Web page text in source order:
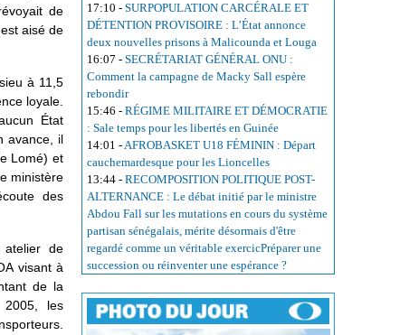
de
aisé de
à 11,5
loyale.
État
avance, il
Lomé) et
ministère
des
atelier de
visant à
de la
les
17:10 - SURPOPULATION CARCÉRALE ET
DÉTENTION PROVISOIRE : L’État annonce
deux nouvelles prisons à Malicounda et Louga
16:07 - SECRÉTARIAT GÉNÉRAL ONU :
Comment la campagne de Macky Sall espère
rebondir
15:46 - RÉGIME MILITAIRE ET DÉMOCRATIE
: Sale temps pour les libertés en Guinée
14:01 -AFROBASKET U18 FÉMININ : Départ
cauchemardesque pour les Lioncelles
13:44 - RECOMPOSITION POLITIQUE POST-
ALTERNANCE : Le débat initié par le ministre
Abdou Fall sur les mutations en cours du système
partisan sénégalais, mérite désormais d'être
regardé comme un véritable exercicPréparer une
succession ou réinventer une espérance ?